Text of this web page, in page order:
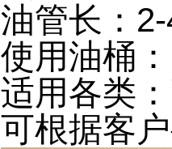
油管长：
使用油桶
适用各类
可根据客